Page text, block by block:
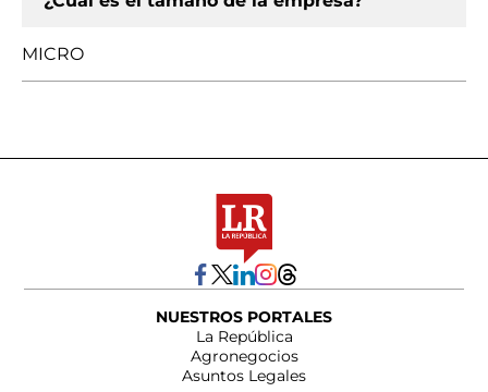
MICRO
NUESTROS PORTALES
La República
Agronegocios
Asuntos Legales